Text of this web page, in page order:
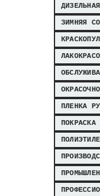
ЗИМНЯЯ
ПЛЕНКА
ПОКРАСКА